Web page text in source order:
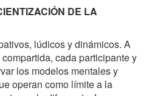
DE LA
lúdicos y dinámicos. A
cada participante y
los modelos mentales y
operan como límite a la